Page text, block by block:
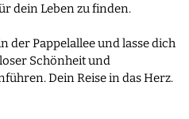
dein Leben zu finden.
der Pappelallee und lasse dich
Schönheit und
Dein Reise in das Herz.